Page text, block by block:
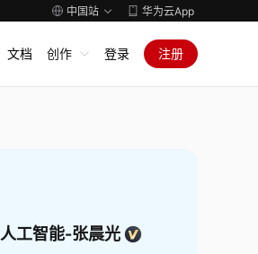
中国站 华为云App
文档 创作 登录 注册
人工智能-张晨光